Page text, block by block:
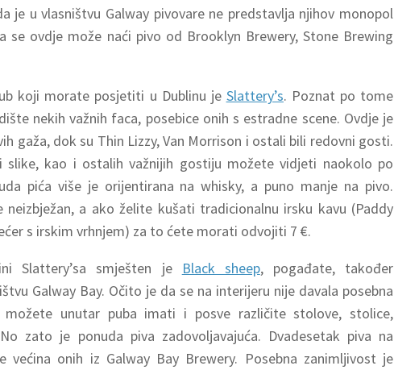
je u vlasništvu Galway pivovare ne predstavlja njihov monopol
se ovdje može naći pivo od Brooklyn Brewery, Stone Brewing
koji morate posjetiti u Dublinu je Slattery’s. Poznat po tome
nekih važnih faca, posebice onih s estradne scene. Ovdje je
gaža, dok su Thin Lizzy, Van Morrison i ostali bili redovni gosti.
slike, kao i ostalih važnijih gostiju možete vidjeti naokolo po
pića više je orijentirana na whisky, a puno manje na pivo.
neizbježan, a ako želite kušati tradicionalnu irsku kavu (Paddy
s irskim vrhnjem) za to ćete morati odvojiti 7 €.
Slattery’sa smješten je
Black sheep, pogađate, također
Galway Bay. Očito je da se na interijeru nije davala posebna
unutar puba imati i posve različite stolove, stolice,
zato je ponuda piva zadovoljavajuća. Dvadesetak piva na
onih iz Galway Bay Brewery. Posebna zanimljivost je